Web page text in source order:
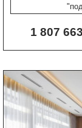
1 807